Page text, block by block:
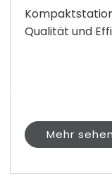
Qualität und
Mehr sehen